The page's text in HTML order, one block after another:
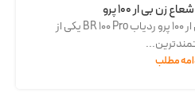
بی ار 100 پرو
تست ردیاب و شعاع زن بی ار 100 پرو ردیاب BR 100 Pro یکی از
مطلب